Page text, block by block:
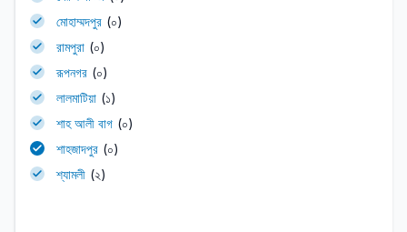
মোহাম্মদপুর (০)
রামপুরা (০)
রূপনগর (০)
লালমাটিয়া (১)
শাহ আলী বাগ (০)
শাহজাদপুর (০)
শ্যামলী (২)